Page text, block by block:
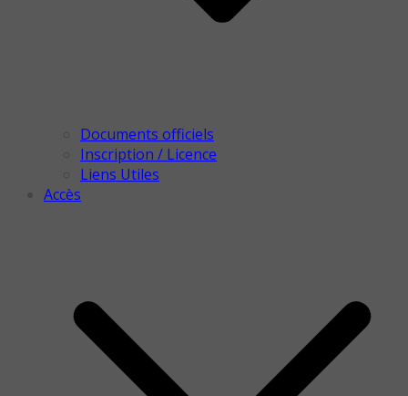
Documents officiels
Inscription / Licence
Liens Utiles
Accès